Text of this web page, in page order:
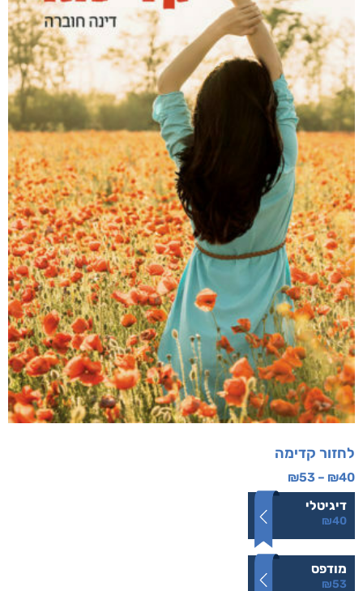
לחזור קדימה
₪40
–
₪53
דיגיטלי
₪40
מודפס
₪53